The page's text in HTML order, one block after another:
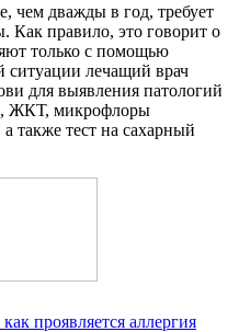
чем дважды в год, требует
Как правило, это говорит о
только с помощью
ситуации лечащий врач
для выявления патологий
ЖКТ, микрофлоры
также тест на сахарный
проявляется аллергия